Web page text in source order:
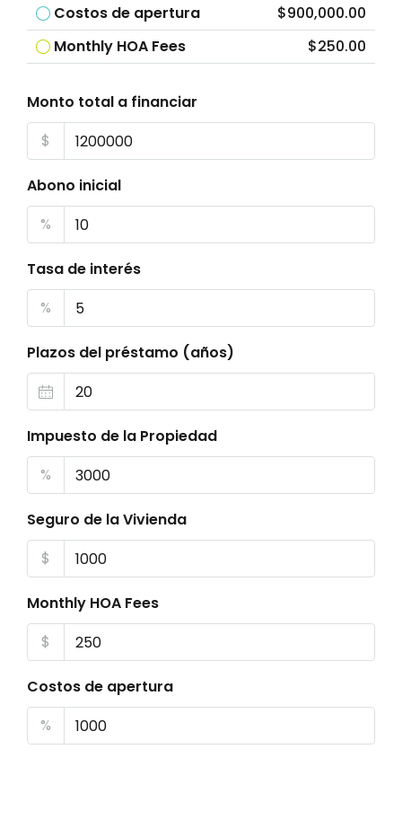
Costos de apertura
$900,000.00
Monthly HOA Fees
$250.00
Monto total a financiar
$
Abono inicial
%
Tasa de interés
%
Plazos del préstamo (años)
Impuesto de la Propiedad
%
Seguro de la Vivienda
$
Monthly HOA Fees
$
Costos de apertura
%